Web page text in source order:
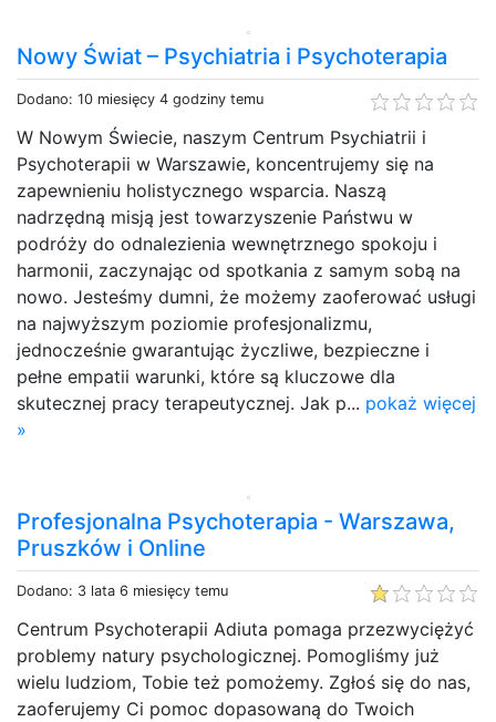
Nowy Świat – Psychiatria i Psychoterapia
Dodano: 10 miesięcy 4 godziny temu
W Nowym Świecie, naszym Centrum Psychiatrii i
Psychoterapii w Warszawie, koncentrujemy się na
zapewnieniu holistycznego wsparcia. Naszą
nadrzędną misją jest towarzyszenie Państwu w
podróży do odnalezienia wewnętrznego spokoju i
harmonii, zaczynając od spotkania z samym sobą na
nowo. Jesteśmy dumni, że możemy zaoferować usługi
na najwyższym poziomie profesjonalizmu,
jednocześnie gwarantując życzliwe, bezpieczne i
pełne empatii warunki, które są kluczowe dla
skutecznej pracy terapeutycznej. Jak p... pokaż więcej
»
Profesjonalna Psychoterapia - Warszawa,
Pruszków i Online
Dodano: 3 lata 6 miesięcy temu
Centrum Psychoterapii Adiuta pomaga przezwyciężyć
problemy natury psychologicznej. Pomogliśmy już
wielu ludziom, Tobie też pomożemy. Zgłoś się do nas,
zaoferujemy Ci pomoc dopasowaną do Twoich